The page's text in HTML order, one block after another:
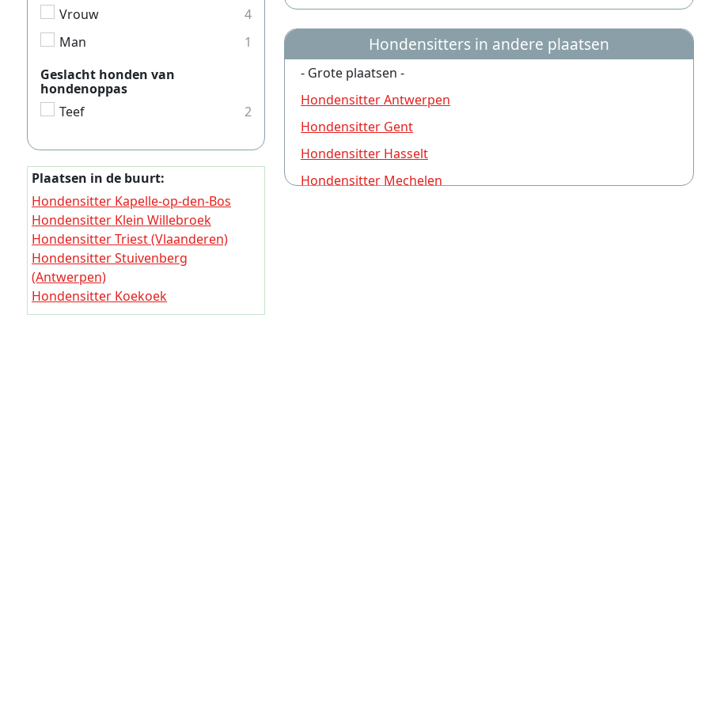
Hondensitters in andere plaatsen
- Grote plaatsen -
Hondensitter Antwerpen
Hondensitter Gent
Hondensitter Hasselt
Hondensitter Mechelen
Vrouw
4
Man
1
Geslacht honden van
hondenoppas
Teef
2
Plaatsen in de buurt:
Hondensitter Kapelle-op-den-Bos
Hondensitter Klein Willebroek
Hondensitter Triest (Vlaanderen)
Hondensitter Stuivenberg
(Antwerpen)
Hondensitter Koekoek
Hondensitter Turkijen (Antwerpen)